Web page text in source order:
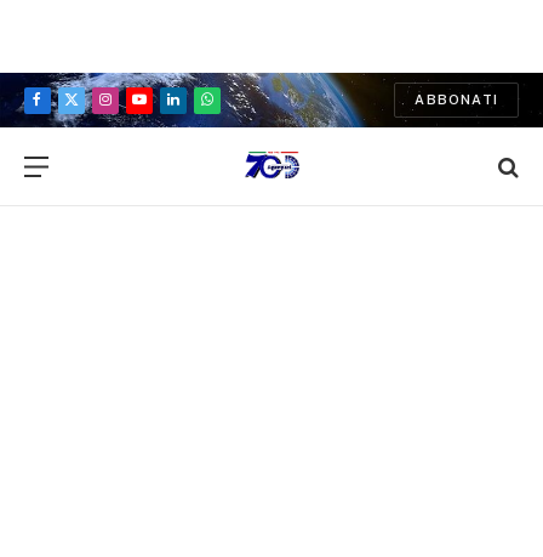
Facebook
X
Instagram
YouTubeLinkedInWhatsApp
ABBONATI